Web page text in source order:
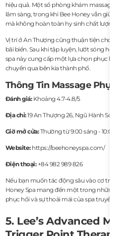
hiệu quả. Một số phòng khám massage thể
lâm sàng, trong khi Bee Honey vẫn giữ được
mà không hoàn toàn hy sinh chất lượng phục
Vị trí ở An Thượng cũng thuận tiện cho người
bãi biển. Sau khi tập luyện, lướt sóng hoặc làm
spa này cung cấp một lựa chọn phục hồi thực
chuyển qua bên kia thành phố.
Thông Tin Massage Phục Hồi
Đánh giá:Khoảng 4.7-4.8/5
Địa chỉ:19 An Thượng 26, Ngũ Hành Sơn, Đà
Giờ mở cửa:Thường từ 9:00 sáng - 10:00 tối
Website: https://beehoneyspa.com/
Điện thoại:+84 982 989 826
Nếu bạn muốn tác động sâu vào cơ trong
Honey Spa mang đến một trong những sự
phục hồi và sự thoải mái của spa truyền thống.
5. Lee’s Advanced